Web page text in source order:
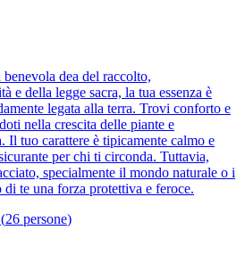
dea del raccolto,
e della legge sacra, la tua essenza è
legata alla terra. Trovi conforto e
nella crescita delle piante e
Il tuo carattere è tipicamente calmo e
per chi ti circonda. Tuttavia,
specialmente il mondo naturale o i
te una forza protettiva e feroce.
(26 persone)